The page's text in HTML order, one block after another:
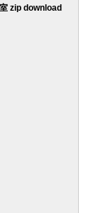
zip download